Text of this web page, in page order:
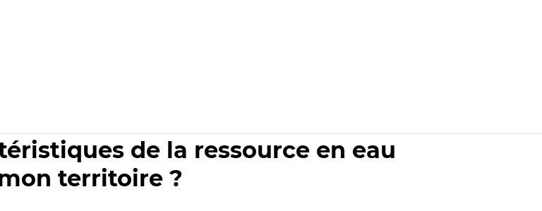
de la ressource en eau
territoire ?